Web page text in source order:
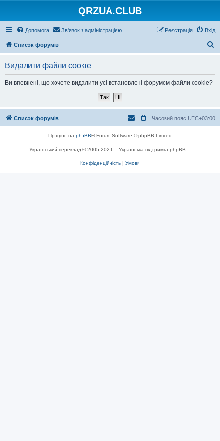
QRZUA.CLUB
Допомога Зв'язок з адміністрацією Вхід
Реєстрація
Список форумів
Видалити файли cookie
Ви впевнені, що хочете видалити усі встановлені форумом файли cookie?
Список форумів Часовий пояс UTC+03:00
Працює на phpBB® Forum Software © phpBB Limited
Український переклад © 2005-2020 Українська підтримка phpBB
Конфіденційність | Умови